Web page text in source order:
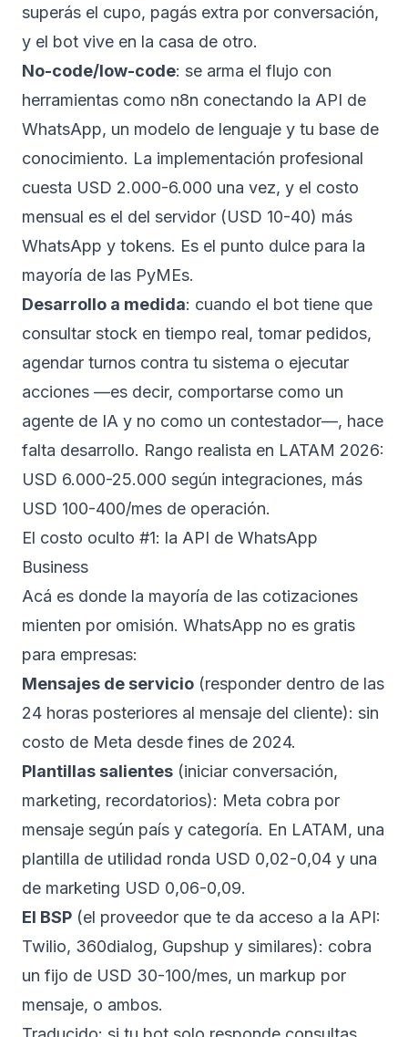
superás el cupo, pagás extra por conversación,
y el bot vive en la casa de otro.
No-code/low-code: se arma el flujo con
herramientas como n8n conectando la API de
WhatsApp, un modelo de lenguaje y tu base de
conocimiento. La implementación profesional
cuesta USD 2.000-6.000 una vez, y el costo
mensual es el del servidor (USD 10-40) más
WhatsApp y tokens. Es el punto dulce para la
mayoría de las PyMEs.
Desarrollo a medida: cuando el bot tiene que
consultar stock en tiempo real, tomar pedidos,
agendar turnos contra tu sistema o ejecutar
acciones —es decir, comportarse como un
agente de IA y no como un contestador—, hace
falta desarrollo. Rango realista en LATAM 2026:
USD 6.000-25.000 según integraciones, más
USD 100-400/mes de operación.
El costo oculto #1: la API de WhatsApp
Business
Acá es donde la mayoría de las cotizaciones
mienten por omisión. WhatsApp no es gratis
para empresas:
Mensajes de servicio (responder dentro de las
24 horas posteriores al mensaje del cliente): sin
costo de Meta desde fines de 2024.
Plantillas salientes (iniciar conversación,
marketing, recordatorios): Meta cobra por
mensaje según país y categoría. En LATAM, una
plantilla de utilidad ronda USD 0,02-0,04 y una
de marketing USD 0,06-0,09.
El BSP (el proveedor que te da acceso a la API:
Twilio, 360dialog, Gupshup y similares): cobra
un fijo de USD 30-100/mes, un markup por
mensaje, o ambos.